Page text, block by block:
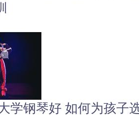
学钢琴好 如何为孩子